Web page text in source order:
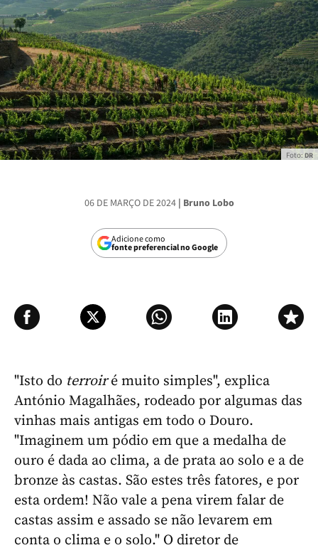
Foto: DR
06 DE MARÇO DE 2024| Bruno Lobo
Adicione como
fonte preferencial no Google
"Isto do terroiré muito simples", explica
António Magalhães, rodeado por algumas das
vinhas mais antigas em todo o Douro.
"Imaginem um pódio em que a medalha de
ouro é dada ao clima, a de prata ao solo e a de
bronze às castas. São estes três fatores, e por
esta ordem! Não vale a pena virem falar de
castas assim e assado se não levarem em
conta o clima e o solo." O diretor de